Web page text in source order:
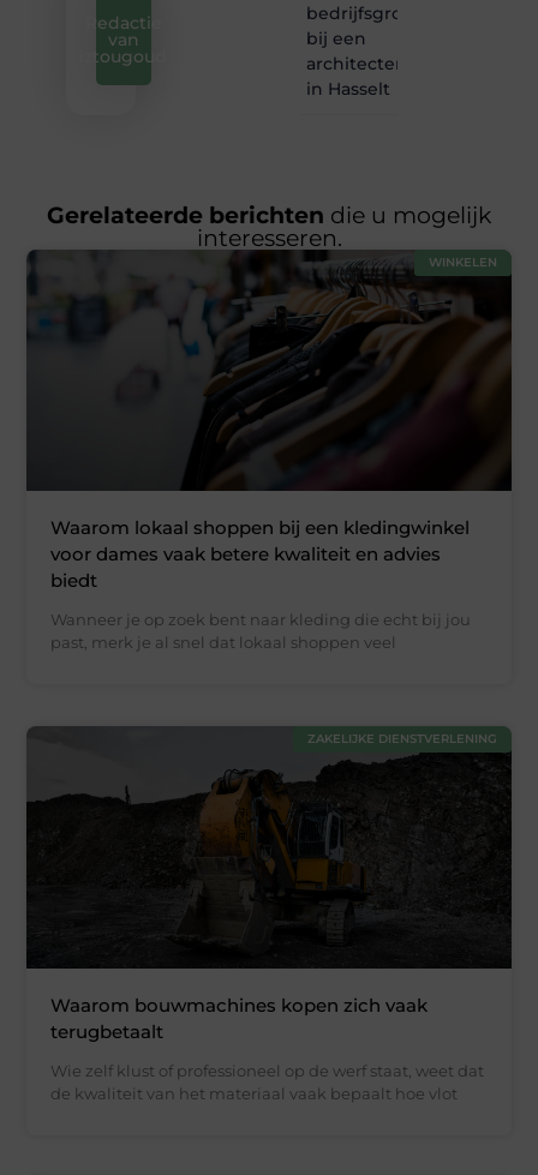
Redactie
van
iztougoud
bedrijfsgroei
bij een
architectenbureau
in Hasselt
Gerelateerde berichten die u mogelijk
interesseren.
WINKELEN
Waarom lokaal shoppen bij een kledingwinkel
voor dames vaak betere kwaliteit en advies
biedt
Wanneer je op zoek bent naar kleding die echt bij jou
past, merk je al snel dat lokaal shoppen veel
ZAKELIJKE DIENSTVERLENING
Waarom bouwmachines kopen zich vaak
terugbetaalt
Wie zelf klust of professioneel op de werf staat, weet dat
de kwaliteit van het materiaal vaak bepaalt hoe vlot